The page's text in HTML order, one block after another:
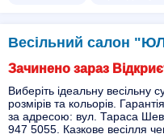
Весільний салон
Зачинено зараз
Виберіть ідеальну весільну
розмірів та кольорів.
за адресою: вул. Тараса
947 5055. Казкове весілля